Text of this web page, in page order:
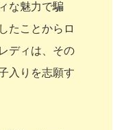
な魅力で騙
たことからロ
ディは、その
入りを志願す